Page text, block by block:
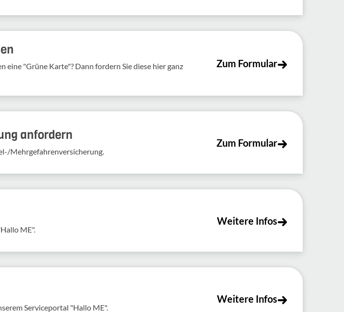
"Grüne Karte"? Dann fordern Sie diese hier ganz
Zum Formular
anfordern
Mehrgefahrenversicherung.
Zum Formular
ME".
Weitere Infos
Serviceportal "Hallo ME".
Weitere Infos